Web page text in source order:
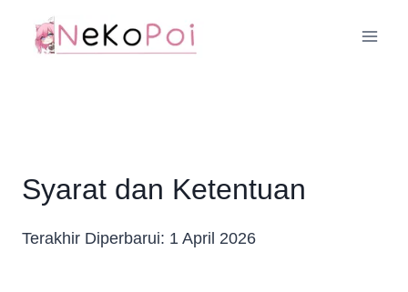
Syarat dan Ketentuan
Terakhir Diperbarui: 1 April 2026